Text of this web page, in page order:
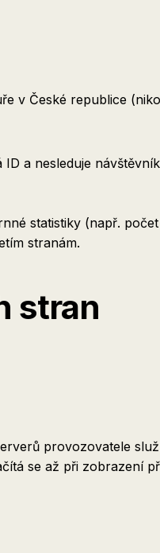
v České republice
a nesleduje
statistiky (např.
stranám.
stran
provozovatele
se až při zobrazení